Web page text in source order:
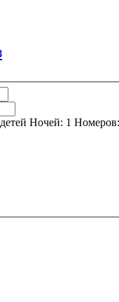
детей Ночей: 1 Номеров: